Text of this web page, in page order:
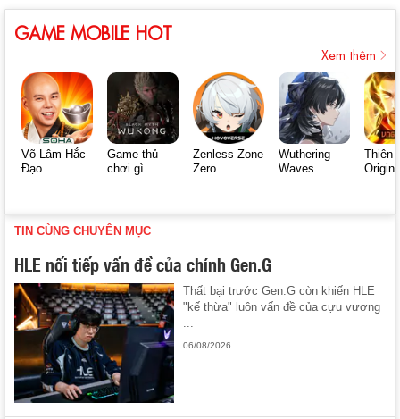
GAME MOBILE HOT
Xem thêm
Võ Lâm Hắc
Đạo
Game thủ
chơi gì
Zenless Zone
Zero
Wuthering
Waves
Thiên
Origin
TIN CÙNG CHUYÊN MỤC
HLE nối tiếp vấn đề của chính Gen.G
Thất bại trước Gen.G còn khiến HLE
"kế thừa" luôn vấn đề của cựu vương
...
06/08/2026